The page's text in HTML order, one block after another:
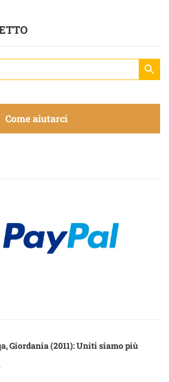
Search
Come aiutarci
Giordania (2011): Uniti siamo più